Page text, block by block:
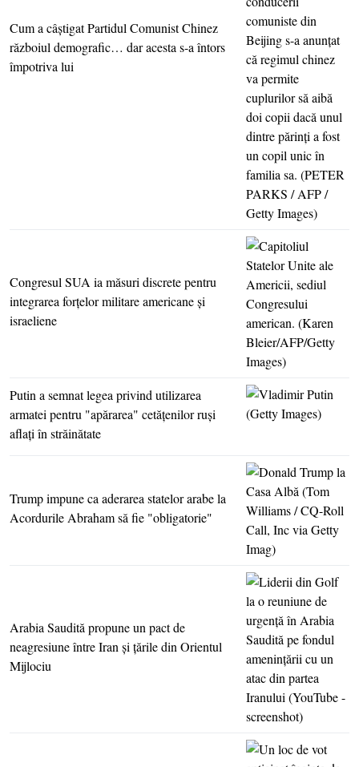
Cum a câştigat Partidul Comunist Chinez
războiul demografic… dar acesta s-a întors
împotriva lui
Congresul SUA ia măsuri discrete pentru
integrarea forţelor militare americane şi
israeliene
Putin a semnat legea privind utilizarea
armatei pentru "apărarea" cetăţenilor ruşi
aflaţi în străinătate
Trump impune ca aderarea statelor arabe la
Acordurile Abraham să fie "obligatorie"
Arabia Saudită propune un pact de
neagresiune între Iran şi ţările din Orientul
Mijlociu